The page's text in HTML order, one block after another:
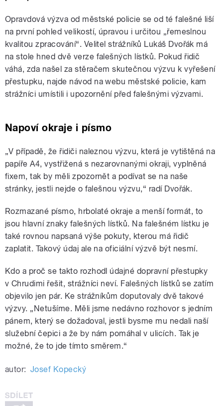
Opravdová výzva od městské policie se od té falešné liší
na první pohled velikostí, úpravou i určitou „řemeslnou
kvalitou zpracování“. Velitel strážníků Lukáš Dvořák má
na stole hned dvě verze falešných lístků. Pokud řidič
váhá, zda našel za stěračem skutečnou výzvu k vyřešení
přestupku, najde návod na webu městské policie, kam
strážníci umístili i upozornění před falešnými výzvami.
Napoví okraje i písmo
„V případě, že řidiči naleznou výzvu, která je vytištěná na
papíře A4, vystřižená s nezarovnanými okraji, vyplněná
fixem, tak by měli zpozornět a podívat se na naše
stránky, jestli nejde o falešnou výzvu,“ radí Dvořák.
Rozmazané písmo, hrbolaté okraje a menší formát, to
jsou hlavní znaky falešných lístků. Na falešném lístku je
také rovnou napsaná výše pokuty, kterou má řidič
zaplatit. Takový údaj ale na oficiální výzvě být nesmí.
Kdo a proč se takto rozhodl údajné dopravní přestupky
v Chrudimi řešit, strážníci neví. Falešných lístků se zatím
objevilo jen pár. Ke strážníkům doputovaly dvě takové
výzvy. „Netušíme. Měli jsme nedávno rozhovor s jedním
pánem, který se dožadoval, jestli bysme mu nedali naší
služební čepici a že by nám pomáhal v ulicích. Tak je
možné, že to jde tímto směrem.“
autor: Josef Kopecký